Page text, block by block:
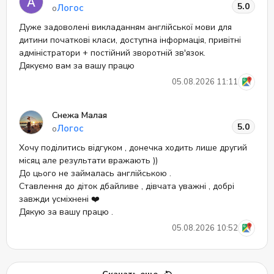
оЛогос
05.08.2026 11:11
5.0
Дуже задоволені викладанням англійської мови для
дитини початкові класи, доступна інформація, привітні
адміністратори + постійний зворотній зв'язок.
Дякуємо вам за вашу працю
Снежа Малая
оЛогос
05.08.2026 10:52
5.0
Хочу поділитись відгуком , донечка ходить лише другий
місяц але результати вражають ))
До цього не займалась англійською .
Ставлення до діток дбайливе , дівчата уважні , добрі
завжди усміхнені ❤️
Дякую за вашу працю .